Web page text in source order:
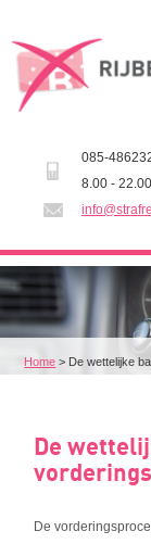
085-
8.00 -
Home > De wettelijke
De
De